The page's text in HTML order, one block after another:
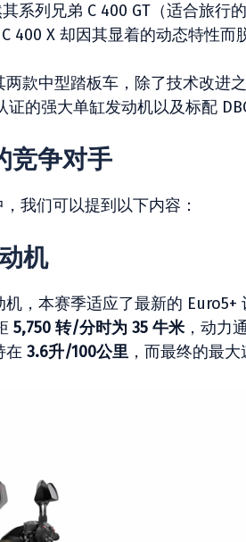
系列兄弟 C 400 GT（适合旅行
400 X 却因其显着的动态特性而
款中型踏板车，除了技术改进
的强大单缸发动机以及标配 DBC
竞争对手
我们可以提到以下内容：
机
，本赛季适应了最新的 Euro5+
5,750 转/分时为 35 牛米，动力
在 3.6升/100公里 ，而最终的最